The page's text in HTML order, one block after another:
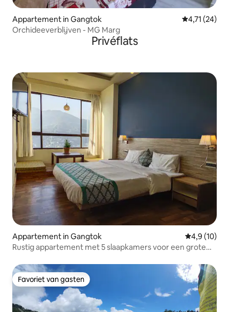
Appartement in Gangtok Gemiddelde
4,71 (24)
Orchideeverblijven - MG Marg
Privéflats
Appartement in Gangtok
4,9 (10)
Rustig appartement met 5 slaapkamers voor een grote
Favoriet van gasten
Favoriet van gasten